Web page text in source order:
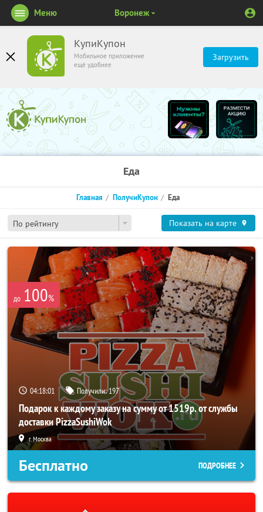
КупиКупон
Мобильное приложение
ещё удобнее
Загрузить
Меню Воронеж
Еда
По рейтингу
Главная ПолучиКупон Еда
Показать на карте
до 100%
04:18:01 Получили:197
Подарок к каждому заказу на сумму от 1519р. от службы
доставки PizzaSushiWok
г. Москва
Бесплатно ПОДРОБНЕЕ